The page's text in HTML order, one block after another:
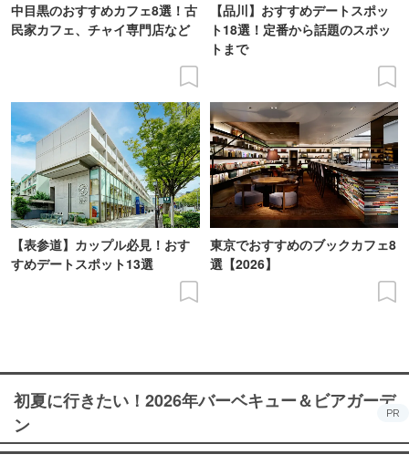
中目黒のおすすめカフェ8選！古
民家カフェ、チャイ専門店など
【品川】おすすめデートスポッ
ト18選！定番から話題のスポッ
トまで
【表参道】カップル必見！おす
すめデートスポット13選
東京でおすすめのブックカフェ8
選【2026】
初夏に行きたい！2026年バーベキュー＆ビアガーデ
ン
PR